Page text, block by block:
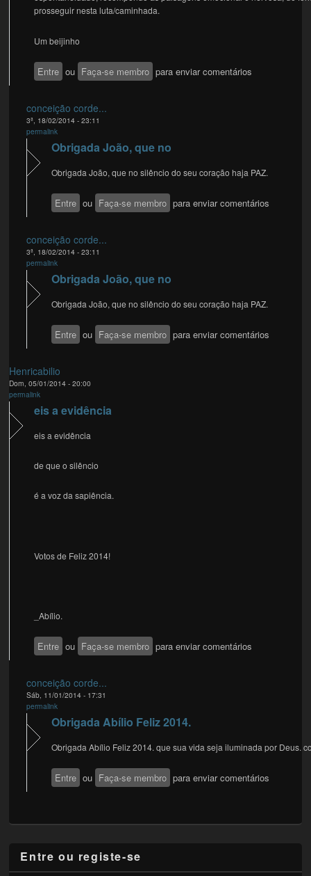
prosseguir nesta luta/caminhada.
Um beijinho
Entre ou Faça-se membro para enviar comentários
conceição corde...
3ª, 18/02/2014 - 23:11
permalink
Obrigada João, que no
Obrigada João, que no silêncio do seu coração haja PAZ.
Entre ou Faça-se membro para enviar comentários
conceição corde...
3ª, 18/02/2014 - 23:11
permalink
Obrigada João, que no
Obrigada João, que no silêncio do seu coração haja PAZ.
Entre ou Faça-se membro para enviar comentários
Henricabilio
Dom, 05/01/2014 - 20:00
permalink
eis a evidência
eis a evidência
de que o silêncio
é a voz da sapiência.
Votos de Feliz 2014!
_Abílio.
Entre ou Faça-se membro para enviar comentários
conceição corde...
Sáb, 11/01/2014 - 17:31
permalink
Obrigada Abílio Feliz 2014.
Obrigada Abílio Feliz 2014. que sua vida seja iluminada por Deus.
Entre ou Faça-se membro para enviar comentários
Entre ou registe-se